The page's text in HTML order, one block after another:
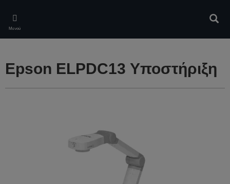
main
content
Μενού
Epson ELPDC13 Υποστήριξη